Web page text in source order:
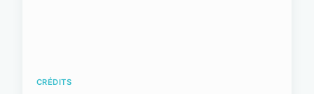
CRÉDITS